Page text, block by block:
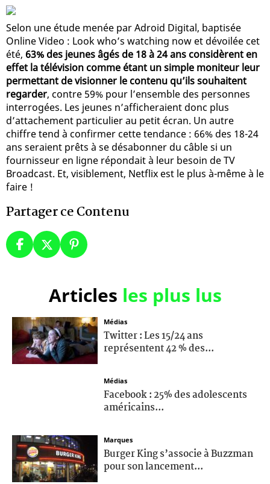
Selon une étude menée par Adroid Digital, baptisée
Online Video : Look who’s watching now et dévoilée cet
été, 63% des jeunes âgés de 18 à 24 ans considèrent en
effet la télévision comme étant un simple moniteur leur
permettant de visionner le contenu qu’ils souhaitent
regarder, contre 59% pour l’ensemble des personnes
interrogées. Les jeunes n’afficheraient donc plus
d’attachement particulier au petit écran. Un autre
chiffre tend à confirmer cette tendance : 66% des 18-24
ans seraient prêts à se désabonner du câble si un
fournisseur en ligne répondait à leur besoin de TV
Broadcast. Et, visiblement, Netflix est le plus à-même à le
faire !
Partager ce Contenu
Articles les plus lus
Médias
Twitter : Les 15/24 ans
représentent 42 % des...
Médias
Facebook : 25% des adolescents
américains...
Marques
Burger King s’associe à Buzzman
pour son lancement...